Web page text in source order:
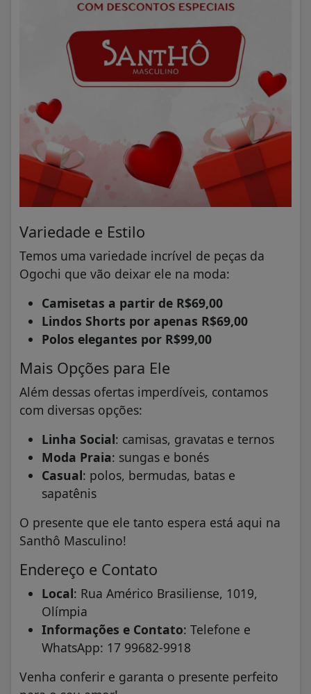
Variedade e Estilo
Temos uma variedade incrível de peças da
Ogochi que vão deixar ele na moda:
Camisetas a partir de R$69,00
Lindos Shorts por apenas R$69,00
Polos elegantes por R$99,00
Mais Opções para Ele
Além dessas ofertas imperdíveis, contamos
com diversas opções:
Linha Social: camisas, gravatas e ternos
Moda Praia: sungas e bonés
Casual: polos, bermudas, batas e
sapatênis
O presente que ele tanto espera está aqui na
Santhô Masculino!
Endereço e Contato
Local: Rua Américo Brasiliense, 1019,
Olímpia
Informações e Contato: Telefone e
WhatsApp: 17 99682-9918
Venha conferir e garanta o presente perfeito